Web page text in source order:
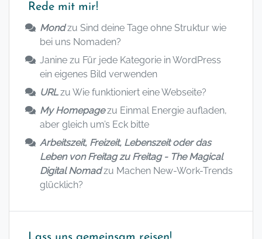
Rede mit mir!
Mondzu Sind deine Tage ohne Struktur wie
bei uns Nomaden?
Janine zu Für jede Kategorie in WordPress
ein eigenes Bild verwenden
URLzu Wie funktioniert eine Webseite?
My Homepagezu Einmal Energie aufladen,
aber gleich um’s Eck bitte
Arbeitszeit, Freizeit, Lebenszeit oder das
Leben von Freitag zu Freitag - The Magical
Digital Nomadzu Machen New-Work-Trends
glücklich?